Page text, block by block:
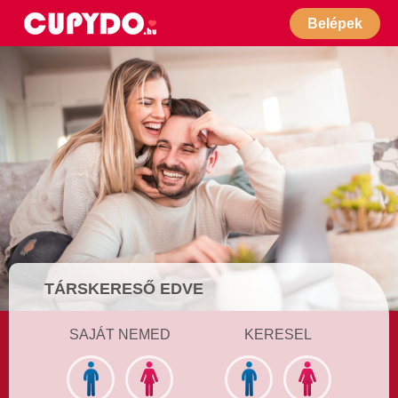
Belépek
TÁRSKERESŐ EDVE
SAJÁT NEMED KERESEL